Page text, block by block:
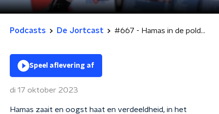
Podcasts De Jortcast #667 - Hamas in de polder?
Speel aflevering af
di 17 oktober 2023
Hamas zaait en oogst haat en verdeeldheid, in het